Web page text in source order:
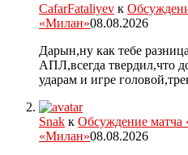
CafarFataliyev к
«Милан»08.08.2026
Дарын,ну как тебе
АПЛ,всегда твердил,что
ударам и игре
Snak к Обсуждение
«Милан»08.08.2026